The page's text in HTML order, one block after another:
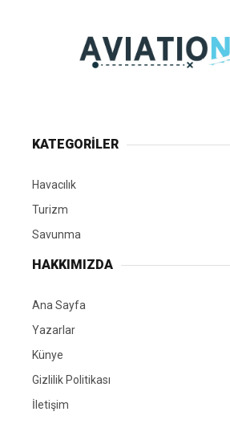
KATEGORİLER
Havacılık
Turizm
Savunma
HAKKIMIZDA
Ana Sayfa
Yazarlar
Künye
Gizlilik Politikası
İletişim